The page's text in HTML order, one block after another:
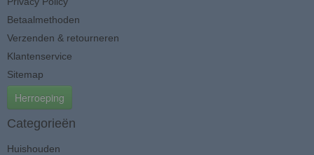
Betaalmethoden
Verzenden & retourneren
Klantenservice
Sitemap
Herroeping
Categorieën
Huishouden